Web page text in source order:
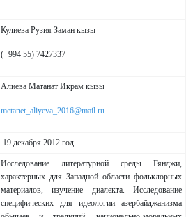
Кулиева Рузия Заман кызы
(+994 55) 7427337
Алиева Матанат Икрам кызы
metanet_aliyeva_2016@mail.ru
19 декабря 2012 год
Исследование литературной среды Гянджи,
характерных для Западной области фольклорных
материалов, изучение диалекта. Исследование
специфических для идеологии азербайджанизма